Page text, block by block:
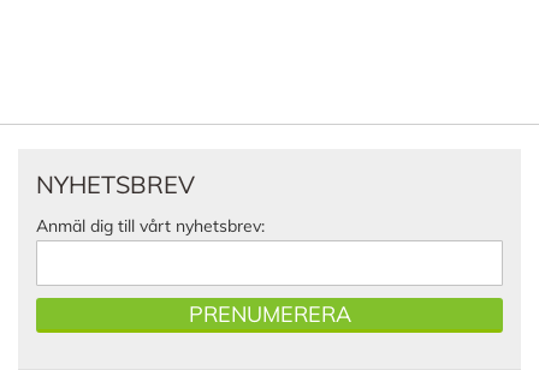
NYHETSBREV
Anmäl dig till vårt nyhetsbrev:
PRENUMERERA